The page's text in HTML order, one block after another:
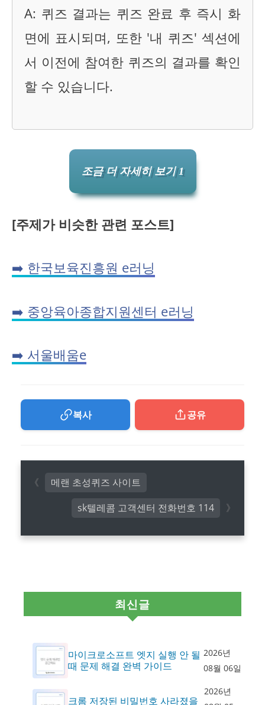
A: 퀴즈 결과는 퀴즈 완료 후 즉시 화
면에 표시되며, 또한 '내 퀴즈' 섹션에
서 이전에 참여한 퀴즈의 결과를 확인
할 수 있습니다.
조금 더 자세히 보기 1
[주제가 비슷한 관련 포스트]
➡️ 한국보육진흥원 e러닝
➡️ 중앙육아종합지원센터 e러닝
➡️ 서울배움e
복사 공유
sk텔레콤 고객센터 전화번호 114
메랜 초성퀴즈 사이트
최신글
마이크로소프트 엣지 실행 안 될
때 문제 해결 완벽 가이드
2026년
08월 06일
크롬 저장된 비밀번호 사라졌을
2026년